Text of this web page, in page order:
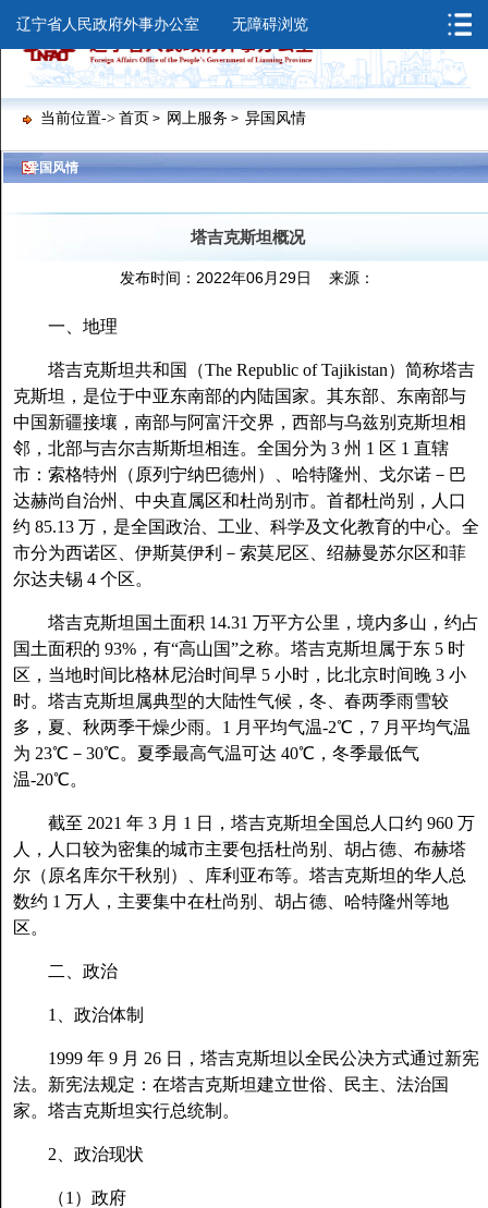
辽宁省人民政府外事办公室 无障碍浏览
当前位置-> 首页 > 网上服务 > 异国风情
>异国风情
塔吉克斯坦概况
发布时间：2022年06月29日 来源：
一、地理
塔吉克斯坦共和国（The Republic of Tajikistan）简称塔吉
克斯坦，是位于中亚东南部的内陆国家。其东部、东南部与
中国新疆接壤，南部与阿富汗交界，西部与乌兹别克斯坦相
邻，北部与吉尔吉斯斯坦相连。全国分为 3 州 1 区 1 直辖
市：索格特州（原列宁纳巴德州）、哈特隆州、戈尔诺－巴
达赫尚自治州、中央直属区和杜尚别市。首都杜尚别，人口
约 85.13 万，是全国政治、工业、科学及文化教育的中心。全
市分为西诺区、伊斯莫伊利－索莫尼区、绍赫曼苏尔区和菲
尔达夫锡 4 个区。
塔吉克斯坦国土面积 14.31 万平方公里，境内多山，约占
国土面积的 93%，有“高山国”之称。塔吉克斯坦属于东 5 时
区，当地时间比格林尼治时间早 5 小时，比北京时间晚 3 小
时。塔吉克斯坦属典型的大陆性气候，冬、春两季雨雪较
多，夏、秋两季干燥少雨。1 月平均气温-2℃，7 月平均气温
为 23℃－30℃。夏季最高气温可达 40℃，冬季最低气
温-20℃。
截至 2021 年 3 月 1 日，塔吉克斯坦全国总人口约 960 万
人，人口较为密集的城市主要包括杜尚别、胡占德、布赫塔
尔（原名库尔干秋别）、库利亚布等。塔吉克斯坦的华人总
数约 1 万人，主要集中在杜尚别、胡占德、哈特隆州等地
区。
二、政治
1、政治体制
1999 年 9 月 26 日，塔吉克斯坦以全民公决方式通过新宪
法。新宪法规定：在塔吉克斯坦建立世俗、民主、法治国
家。塔吉克斯坦实行总统制。
2、政治现状
（1）政府